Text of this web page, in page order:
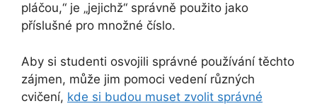
pláčou,“ je „jejichž“ správně použito jako
příslušné pro množné číslo.
Aby si studenti osvojili správné používání těchto
zájmen, může jim pomoci vedení různých
cvičení, kde si budou muset zvolit správné